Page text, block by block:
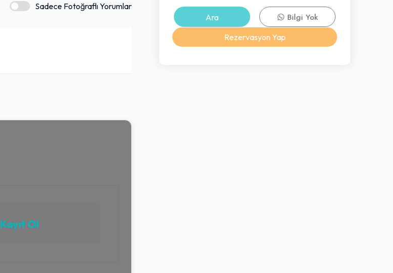
Sadece Fotoğraflı Yorumlar
Kayıt Ol
Ara
Bilgi Yok
Rezervasyon Yap